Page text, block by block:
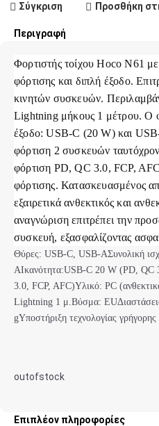
Σύγκριση Προσθήκη
Περιγραφή
Φορτιστής τοίχου Hoco N61 με
φόρτισης και διπλή έξοδο.
κινητών συσκευών.
Lightning μήκους 1 μέτρου. Ο
έξοδο: USB-C (20 W) και
φόρτιση 2 συσκευών
φόρτιση PD, QC 3.0, FCP,
φόρτισης. Κατασκευασμένος
εξαιρετικά ανθεκτικός και
αναγνώριση επιτρέπει την
συσκευή, εξασφαλίζοντας
Θύρες: USB-C, USB-AΣυνολική
AΙκανότητα:USB-C 20 W (PD, QC
3.0, FCP, AFC)Υλικό: PC
Lightning 1 μ. Βύσμα: EU
gΥποστήριξη τεχνολογίας
outofstock
Επιπλέον πληροφορίες